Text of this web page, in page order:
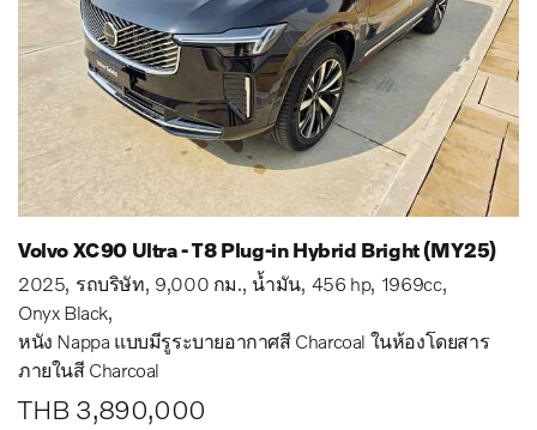
Volvo XC90 Ultra - T8 Plug-in Hybrid Bright (MY25)
2025 รถบริษัท 9,000 กม. น้ำมัน 456 hp 1969cc
Onyx Black
หนัง Nappa แบบมีรูระบายอากาศสี Charcoal ในห้องโดยสาร
ภายในสี Charcoal
THB 3,890,000